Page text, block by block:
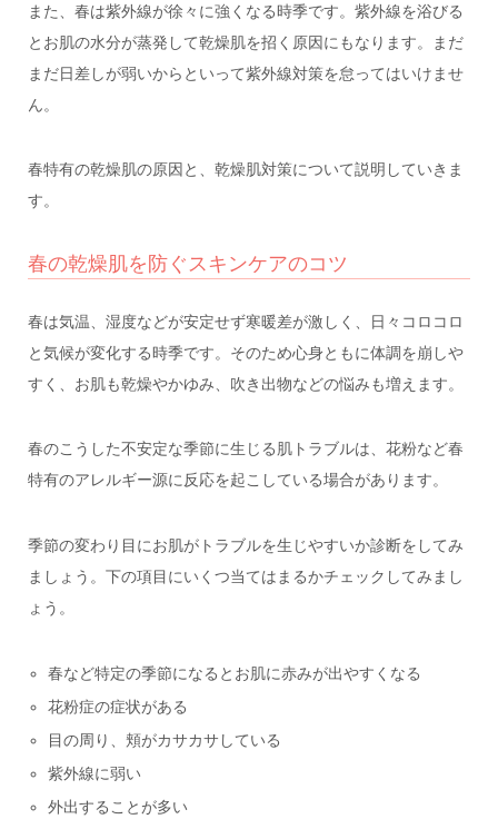
また、春は紫外線が徐々に強くなる時季です。紫外線を浴びる
とお肌の水分が蒸発して乾燥肌を招く原因にもなります。まだ
まだ日差しが弱いからといって紫外線対策を怠ってはいけませ
ん。
春特有の乾燥肌の原因と、乾燥肌対策について説明していきま
す。
春の乾燥肌を防ぐスキンケアのコツ
春は気温、湿度などが安定せず寒暖差が激しく、日々コロコロ
と気候が変化する時季です。そのため心身ともに体調を崩しや
すく、お肌も乾燥やかゆみ、吹き出物などの悩みも増えます。
春のこうした不安定な季節に生じる肌トラブルは、花粉など春
特有のアレルギー源に反応を起こしている場合があります。
季節の変わり目にお肌がトラブルを生じやすいか診断をしてみ
ましょう。下の項目にいくつ当てはまるかチェックしてみまし
ょう。
春など特定の季節になるとお肌に赤みが出やすくなる
花粉症の症状がある
目の周り、頬がカサカサしている
紫外線に弱い
外出することが多い